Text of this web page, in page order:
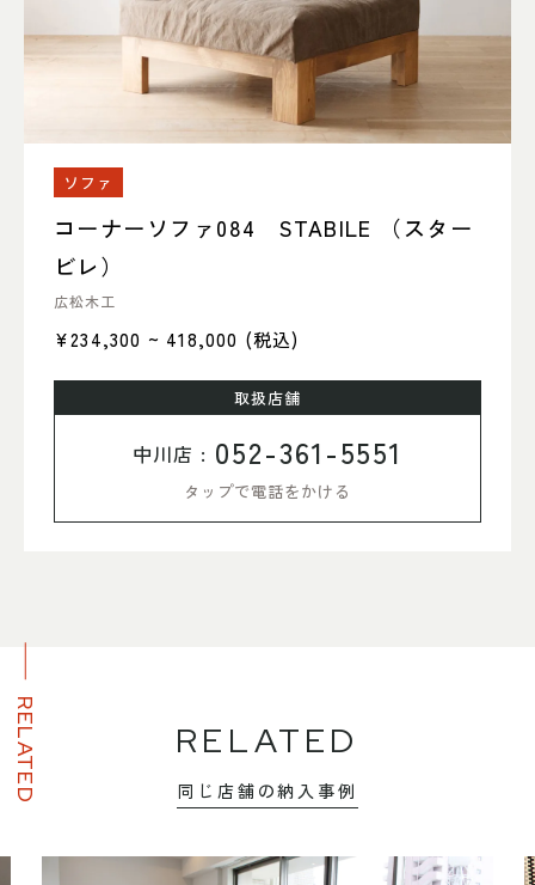
ソファ
コーナーソファ084 STABILE （スター
ビレ）
広松木工
¥234,300 ~ 418,000 (税込)
取扱店舗
中川店 : 052-361-5551
タップで電話をかける
RELATED RELATED
同じ店舗の納入事例